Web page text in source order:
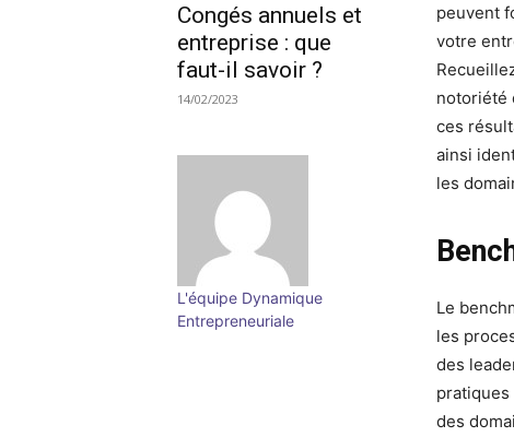
Congés annuels et
entreprise : que
faut-il savoir ?
14/02/2023
L'équipe Dynamique
Entrepreneuriale
peuvent
votre
notoriété
ces
ainsi
les
Le
les
des
des